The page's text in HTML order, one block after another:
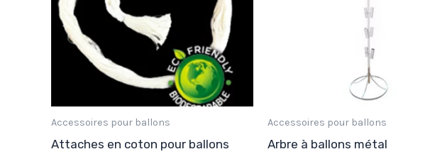
Accessoires pour ballons
Attaches en coton pour ballons
Accessoires pour ballons
Arbre à ballons métal